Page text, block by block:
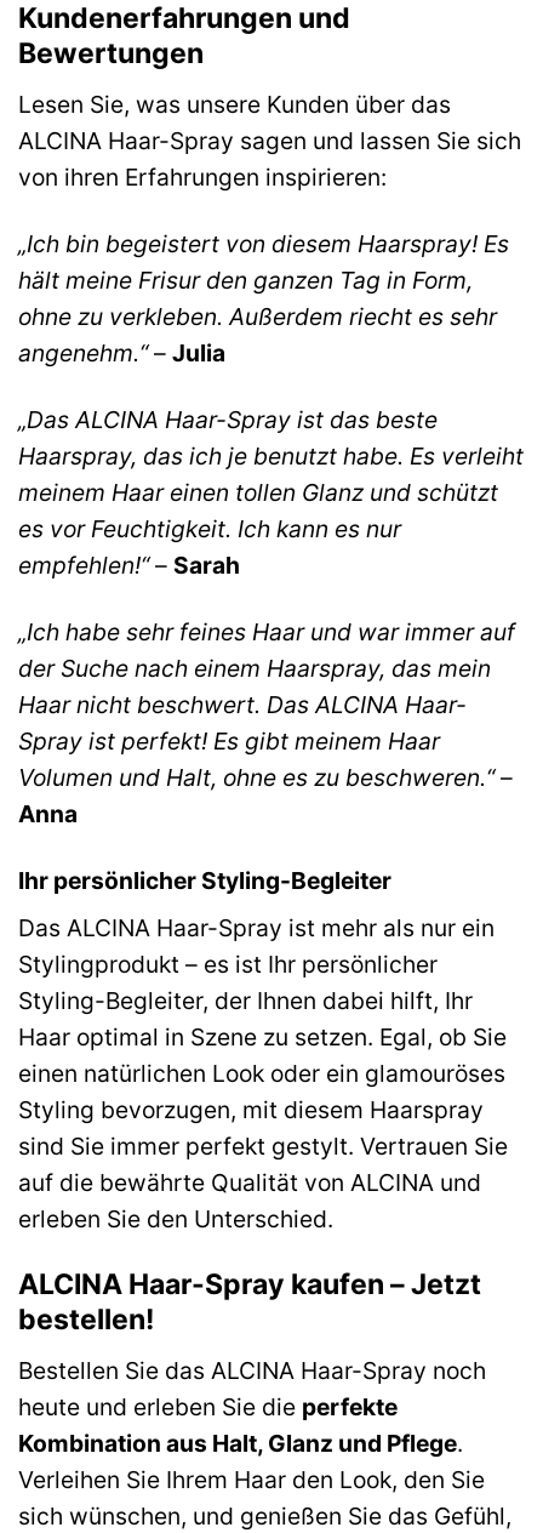
Kundenerfahrungen und
Bewertungen
Lesen Sie, was unsere Kunden über das
ALCINA Haar-Spray sagen und lassen Sie sich
von ihren Erfahrungen inspirieren:
„Ich bin begeistert von diesem Haarspray! Es
hält meine Frisur den ganzen Tag in Form,
ohne zu verkleben. Außerdem riecht es sehr
angenehm.“– Julia
„Das ALCINA Haar-Spray ist das beste
Haarspray, das ich je benutzt habe. Es verleiht
meinem Haar einen tollen Glanz und schützt
es vor Feuchtigkeit. Ich kann es nur
empfehlen!“– Sarah
„Ich habe sehr feines Haar und war immer auf
der Suche nach einem Haarspray, das mein
Haar nicht beschwert. Das ALCINA Haar-
Spray ist perfekt! Es gibt meinem Haar
Volumen und Halt, ohne es zu beschweren.“–
Anna
Ihr persönlicher Styling-Begleiter
Das ALCINA Haar-Spray ist mehr als nur ein
Stylingprodukt – es ist Ihr persönlicher
Styling-Begleiter, der Ihnen dabei hilft, Ihr
Haar optimal in Szene zu setzen. Egal, ob Sie
einen natürlichen Look oder ein glamouröses
Styling bevorzugen, mit diesem Haarspray
sind Sie immer perfekt gestylt. Vertrauen Sie
auf die bewährte Qualität von ALCINA und
erleben Sie den Unterschied.
ALCINA Haar-Spray kaufen – Jetzt
bestellen!
Bestellen Sie das ALCINA Haar-Spray noch
heute und erleben Sie die perfekte
Kombination aus Halt, Glanz und Pflege.
Verleihen Sie Ihrem Haar den Look, den Sie
sich wünschen, und genießen Sie das Gefühl,